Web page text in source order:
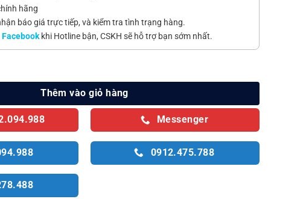
hãng
báo giá trực tiếp, và kiểm tra tình trạng hàng.
Facebook khi Hotline bận, CSKH sẽ hỗ trợ bạn sớm nhất.
11.5 kg VWIID11502FG số lượng
Thêm vào giỏ hàng
Messenger
0912.475.788